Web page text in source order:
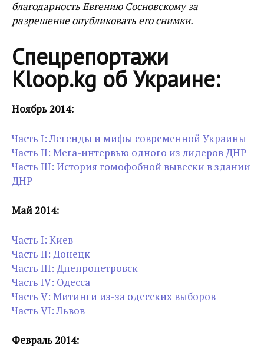
благодарность Евгению Сосновскому за
разрешение опубликовать его снимки.
Спецрепортажи
Kloop.kg об Украине:
Ноябрь 2014:
Часть I: Легенды и мифы современной Украины
Часть II: Мега-интервью одного из лидеров ДНР
Часть III: История гомофобной вывески в здании
ДНР
Май 2014:
Часть I: Киев
Часть II: Донецк
Часть III: Днепропетровск
Часть IV: Одесса
Часть V: Митинги из-за одесских выборов
Часть VI: Львов
Февраль 2014: